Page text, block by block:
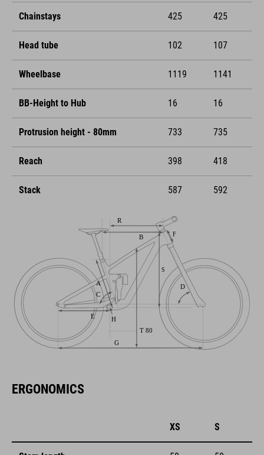
Chainstays 425 425
Head tube 102 107
Wheelbase 1119 1141
BB-Height to Hub 16 16
Protrusion height - 80mm 733 735
Reach 398 418
Stack 587 592
ERGONOMICS
XS S